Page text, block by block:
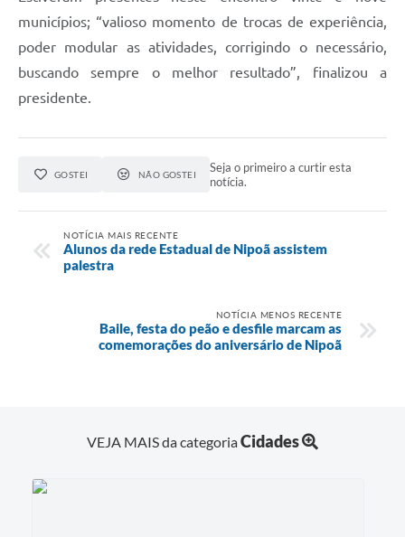
municípios; “valioso momento de trocas de experiência,
poder modular as atividades, corrigindo o necessário,
buscando sempre o melhor resultado”, finalizou a
presidente.
GOSTEI NÃO GOSTEI
Seja o primeiro a curtir esta
notícia.
NOTÍCIA MAIS RECENTE
Alunos da rede Estadual de Nipoã assistem
palestra
NOTÍCIA MENOS RECENTE
Baile, festa do peão e desfile marcam as
comemorações do aniversário de Nipoã
VEJA MAIS da categoriaCidades